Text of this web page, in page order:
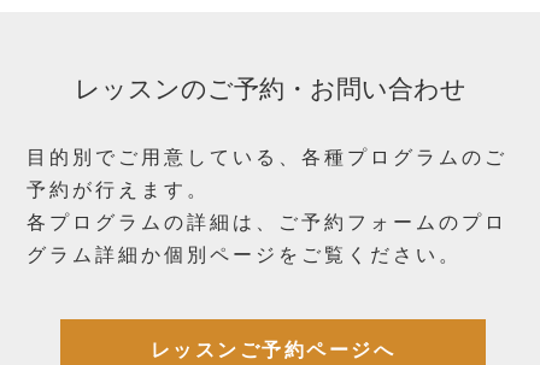
レッスンのご予約・お問い合わせ
目的別でご用意している、各種プログラムのご
予約が行えます。
各プログラムの詳細は、ご予約フォームのプロ
グラム詳細か個別ページをご覧ください。
レッスンご予約ページへ